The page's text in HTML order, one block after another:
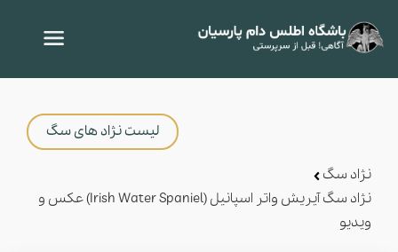
لیست نژاد های سگ
نژاد سگ
نژاد سگ آیریش واتر اسپانیل (Irish Water Spaniel) عکس و
ویدیو